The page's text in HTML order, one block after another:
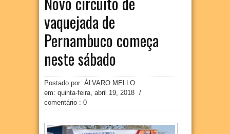
vaquejada de
Pernambuco começa
neste sábado
Postado por: ÁLVARO MELLO
em: quinta-feira, abril 19, 2018
/
comentário : 0